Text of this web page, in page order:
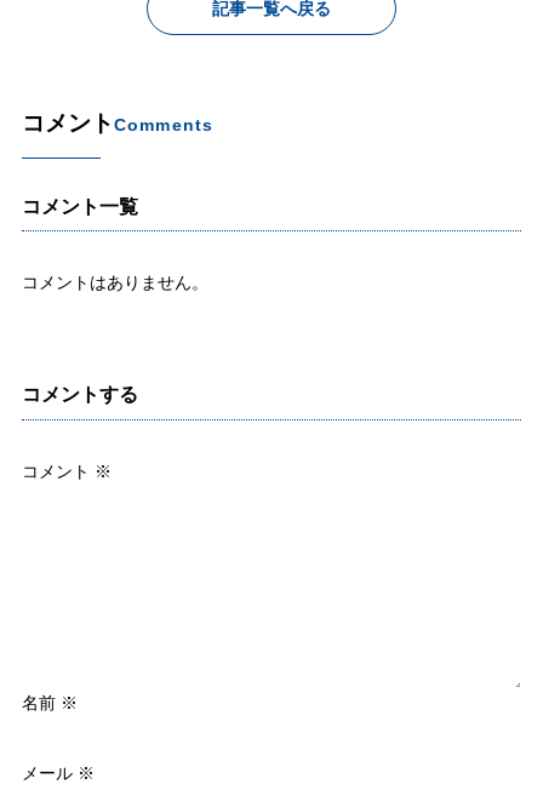
記事一覧へ戻る
コメントComments
コメント一覧
コメントはありません。
コメントする
コメント ※
名前 ※
メール ※